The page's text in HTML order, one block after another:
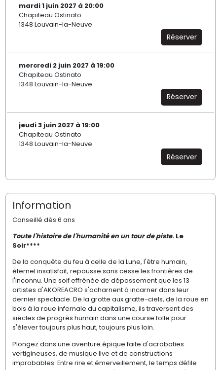
mardi 1 juin 2027 à 20:00
Chapiteau Ostinato
1348 Louvain-la-Neuve
Réserver
mercredi 2 juin 2027 à 19:00
Chapiteau Ostinato
1348 Louvain-la-Neuve
Réserver
jeudi 3 juin 2027 à 19:00
Chapiteau Ostinato
1348 Louvain-la-Neuve
Réserver
Information
Conseillé dès 6 ans
Toute l'histoire de l'humanité en un tour de piste. Le
Soir****
De la conquête du feu à celle de la Lune, l'être humain,
éternel insatisfait, repousse sans cesse les frontières de
l'inconnu. Une soif effrénée de dépassement que les 13
artistes d'AKOREACRO s'acharnent à incarner dans leur
dernier spectacle. De la grotte aux gratte-ciels, de la roue en
bois à la roue infernale du capitalisme, ils traversent des
siècles de progrès humain dans une course folle pour
s'élever toujours plus haut, toujours plus loin.
Plongez dans une aventure épique faite d'acrobaties
vertigineuses, de musique live et de constructions
improbables. Entre rire et émerveillement, le temps défile